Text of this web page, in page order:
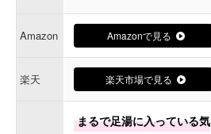
Amazon Amazonで見る
楽天 楽天市場で見る
まるで足湯に入っている気